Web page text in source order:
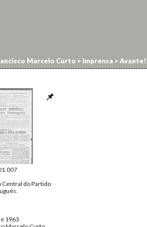
Marcelo Curto > Imprensa >Avante!
Central do Partido
1963